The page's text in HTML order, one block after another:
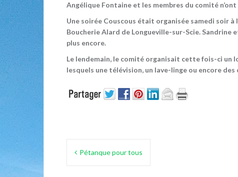
Angélique Fontaine et les membres du comité
Une soirée Couscous était organisée samedi soir
Boucherie Alard de Longueville-sur-Scie. Sandrine
plus encore.
Le lendemain, le comité organisait cette fois-ci un
lesquels une télévision, un lave-linge ou encore des
Navigation
Pétanque pour tous